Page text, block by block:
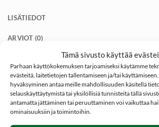
Tämä sivusto käyttää
Parhaan käyttökokemuksen tarjoamiseksi käytämme
evästeitä, laitetietojen tallentamiseen ja/tai
hyväksyminen antaa meille mahdollisuuden käsitellä
selauskäyttäytymistä tai yksilöllisiä tunnisteita tällä
antamatta jättäminen tai peruuttaminen voi vaikuttaa
ominaisuuksiin ja toimintoihin.
LISÄTIEDOT
ARVIOT (0)
Dovrefjell Comfort Fit Shortsit, Sunset
Dovrefjell Comfort Fit shortsit ovat